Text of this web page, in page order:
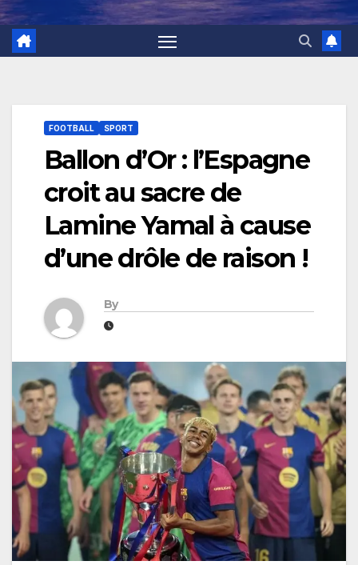
FOOTBALL SPORT
Ballon d’Or : l’Espagne
croit au sacre de
Lamine Yamal à cause
d’une drôle de raison !
By